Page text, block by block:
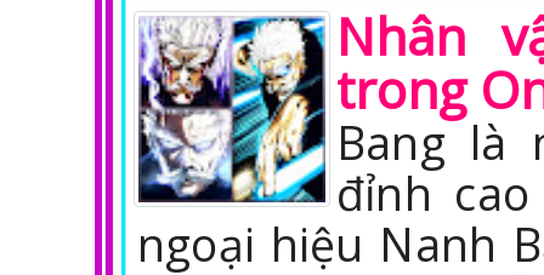
Nhân
trong
Bang là
đỉnh
ngoại hiệu Nanh